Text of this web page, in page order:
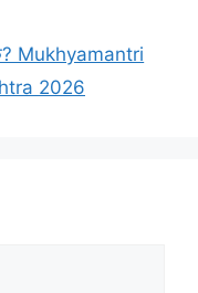
Mukhyamantri
2026